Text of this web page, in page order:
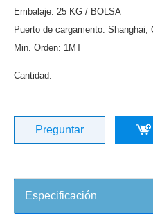
Embalaje: 25 KG / BOLSA
Puerto de cargamento: Shanghai;
Min. Orden: 1MT
Cantidad:
Preguntar
Especificación